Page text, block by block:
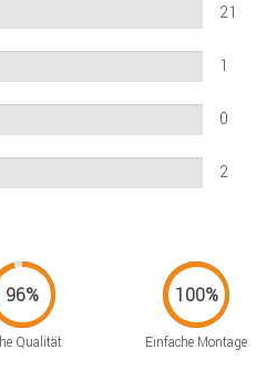
21
1
0
2
Qualität Einfache Montage